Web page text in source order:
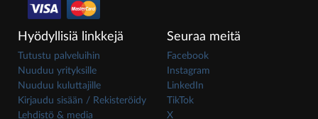
Hyödyllisiä linkkejä
Tutustu palveluihin
Nuuduu yrityksille
Nuuduu kuluttajille
Kirjaudu sisään / Rekisteröidy
Lehdistö & media
Seuraa meitä
Facebook
Instagram
LinkedIn
TikTok
X